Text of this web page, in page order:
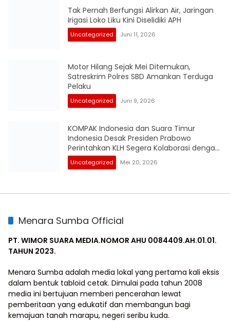
Tak Pernah Berfungsi Alirkan Air, Jaringan
Irigasi Loko Liku Kini Diselidiki APH
Uncategorized Juni 11, 2026
Motor Hilang Sejak Mei Ditemukan,
Satreskrim Polres SBD Amankan Terduga
Pelaku
Uncategorized Juni 9, 2026
KOMPAK Indonesia dan Suara Timur
Indonesia Desak Presiden Prabowo
Perintahkan KLH Segera Kolaborasi dengan
KPK RI Audit Investigasi Proyek Mangrove
Gambut BPEGM di Papua
Uncategorized Mei 20, 2026
Menara Sumba Official
PT. WIMOR SUARA MEDIA.NOMOR AHU 0084409.AH.01.01.
TAHUN 2023.
Menara Sumba adalah media lokal yang pertama kali eksis
dalam bentuk tabloid cetak. Dimulai pada tahun 2008
media ini bertujuan memberi pencerahan lewat
pemberitaan yang edukatif dan membangun bagi
kemajuan tanah marapu, negeri seribu kuda.